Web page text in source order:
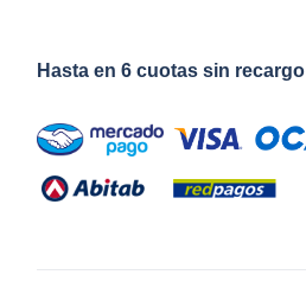
Hasta en 6 cuotas sin recargo